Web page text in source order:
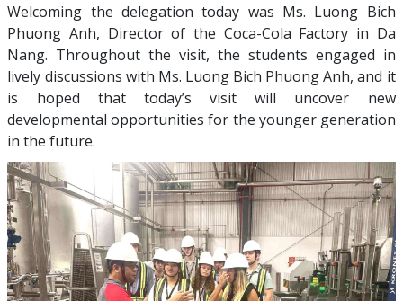
Welcoming the delegation today was Ms. Luong Bich
Phuong Anh, Director of the Coca-Cola Factory in Da
Nang. Throughout the visit, the students engaged in
lively discussions with Ms. Luong Bich Phuong Anh, and it
is hoped that today’s visit will uncover new
developmental opportunities for the younger generation
in the future.